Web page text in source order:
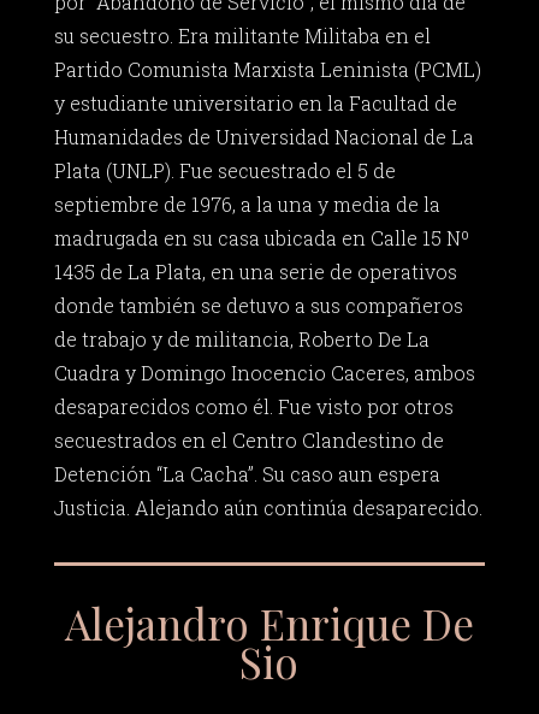
su secuestro. Era militante Militaba en el
Partido Comunista Marxista Leninista (PCML)
y estudiante universitario en la Facultad de
Humanidades de Universidad Nacional de La
Plata (UNLP). Fue secuestrado el 5 de
septiembre de 1976, a la una y media de la
madrugada en su casa ubicada en Calle 15 Nº
1435 de La Plata, en una serie de operativos
donde también se detuvo a sus compañeros
de trabajo y de militancia, Roberto De La
Cuadra y Domingo Inocencio Caceres, ambos
desaparecidos como él. Fue visto por otros
secuestrados en el Centro Clandestino de
Detención “La Cacha”. Su caso aun espera
Justicia. Alejando aún continúa desaparecido.
Alejandro Enrique De
Sio